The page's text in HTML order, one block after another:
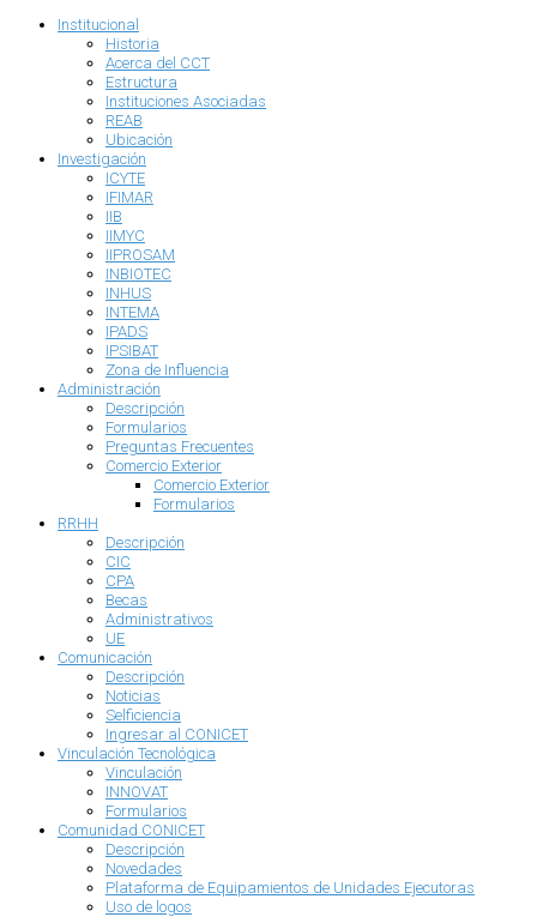
Institucional
Historia
Acerca del CCT
Estructura
Instituciones Asociadas
REAB
Ubicación
Investigación
ICYTE
IFIMAR
IIB
IIMYC
IIPROSAM
INBIOTEC
INHUS
INTEMA
IPADS
IPSIBAT
Zona de Influencia
Administración
Descripción
Formularios
Preguntas Frecuentes
Comercio Exterior
Comercio Exterior
Formularios
RRHH
Descripción
CIC
CPA
Becas
Administrativos
UE
Comunicación
Descripción
Noticias
Selficiencia
Ingresar al CONICET
Vinculación Tecnológica
Vinculación
INNOVAT
Formularios
Comunidad CONICET
Descripción
Novedades
Plataforma de Equipamientos de Unidades Ejecutoras
Uso de logos